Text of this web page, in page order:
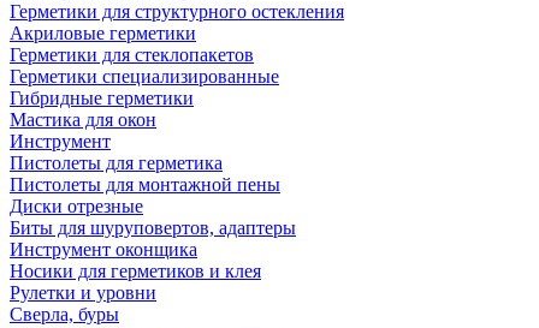
Герметики для структурного остекления
Акриловые герметики
Герметики для стеклопакетов
Герметики специализированные
Гибридные герметики
Мастика для окон
Инструмент
Пистолеты для герметика
Пистолеты для монтажной пены
Диски отрезные
Биты для шуруповертов, адаптеры
Инструмент оконщика
Носики для герметиков и клея
Рулетки и уровни
Сверла, буры